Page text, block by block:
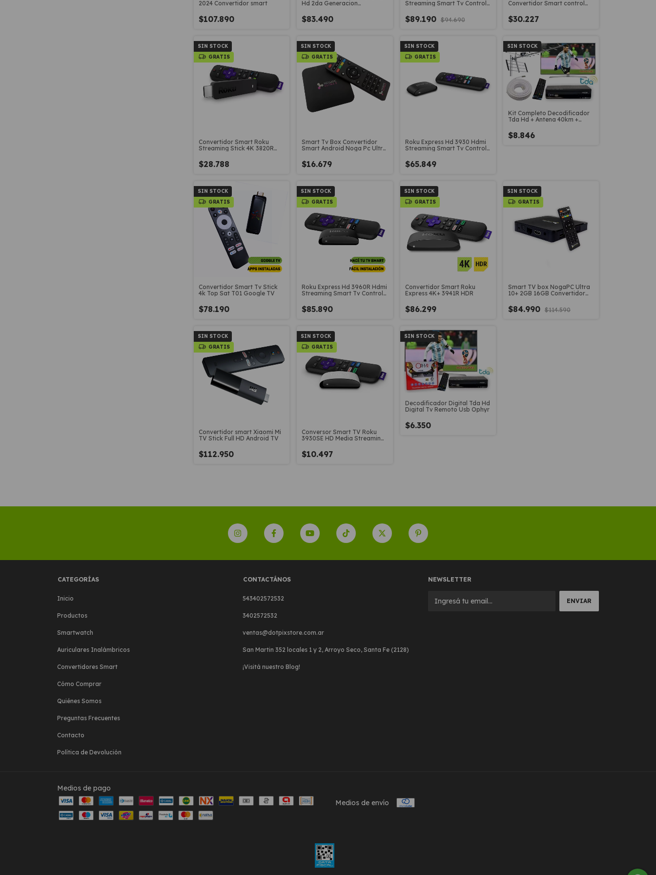
2024 Convertidor smart
$107.890
Hd 2da Generacion
$83.490
Streaming Smart Tv Control
$89.190 $94.690
Convertidor Smart control
$30.227
SIN STOCK
GRATIS
Convertidor Smart Roku
Streaming Stick 4K 3820R
$28.788
SIN STOCK
GRATIS
Smart Tv Box Convertidor
Smart Android Noga Pc Ultra
$16.679
SIN STOCK
GRATIS
Roku Express Hd 3930 Hdmi
Streaming Smart Tv Control
$65.849
SIN STOCK
Kit Completo Decodificador
Tda Hd + Antena 40km +
$8.846
SIN STOCK
GRATIS
Convertidor Smart Tv Stick
4k Top Sat T01 Google TV
$78.190
SIN STOCK
GRATIS
Roku Express Hd 3960R Hdmi
Streaming Smart Tv Control
$85.890
SIN STOCK
GRATIS
Convertidor Smart Roku
Express 4K+ 3941R HDR
$86.299
SIN STOCK
GRATIS
Smart TV box NogaPC Ultra
10+ 2GB 16GB Convertidor
$84.990 $114.590
SIN STOCK
GRATIS
Convertidor smart Xiaomi Mi
TV Stick Full HD Android TV
$112.950
SIN STOCK
GRATIS
Conversor Smart TV Roku
3930SE HD Media Streaming
$10.497
SIN STOCK
Decodificador Digital Tda Hd
Digital Tv Remoto Usb Ophyr
$6.350
CATEGORÍAS
Inicio
Productos
Smartwatch
Auriculares Inalámbricos
Convertidores Smart
Cómo Comprar
Quiénes Somos
Preguntas Frecuentes
Contacto
Política de Devolución
CONTACTÁNOS
543402572532
3402572532
ventas@dotpixstore.com.ar
San Martin 352 locales 1 y 2, Arroyo Seco, Santa Fe (2128)
¡Visitá nuestro Blog!
NEWSLETTER
Medios de pago
Medios de envío